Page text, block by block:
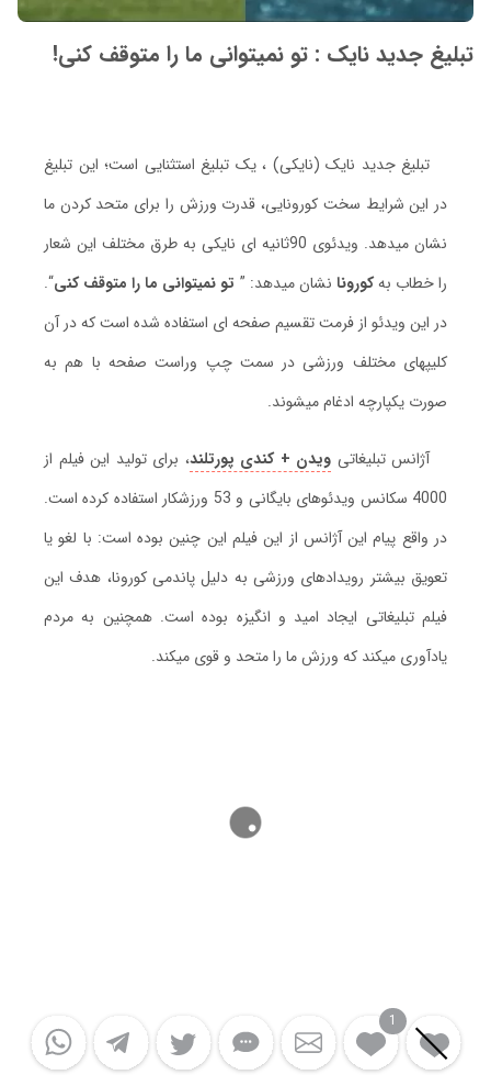
تبلیغ جدید نایک : تو نمیتوانی ما را متوقف کنی!
تبلیغ جدید نایک (نایکی) ، یک تبلیغ استثنایی است؛ این تبلیغ
در این شرایط سخت کورونایی، قدرت ورزش را برای متحد کردن ما
نشان میدهد. ویدئوی 90ثانیه ای نایکی به طرق مختلف این شعار
را خطاب بهکورونا نشان میدهد: ” تو نمیتوانی ما را متوقف کنی“.
در این ویدئو از فرمت تقسیم صفحه ای استفاده شده است که در آن
کلیپهای مختلف ورزشی در سمت چپ وراست صفحه با هم به
صورت یکپارچه ادغام میشوند.
آژانس تبلیغاتی ویدن + کندی پورتلند، برای تولید این فیلم از
4000 سکانس ویدئوهای بایگانی و 53 ورزشکار استفاده کرده است.
در واقع پیام این آژانس از این فیلم این چنین بوده است: با لغو یا
تعویق بیشتر رویدادهای ورزشی به دلیل پاندمی کورونا، هدف این
فیلم تبلیغاتی ایجاد امید و انگیزه بوده است. همچنین به مردم
یادآوری میکند که ورزش ما را متحد و قوی میکند.
1